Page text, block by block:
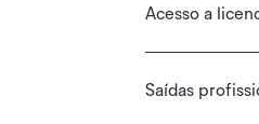
Acesso a
Saídas